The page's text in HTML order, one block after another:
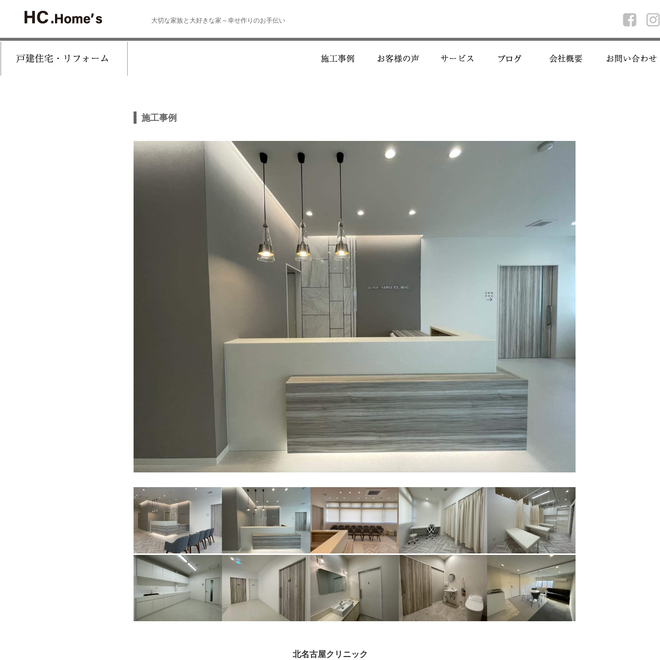
大切な家族と大好きな家～幸せ作りのお手伝い
施工事例
北名古屋クリニック